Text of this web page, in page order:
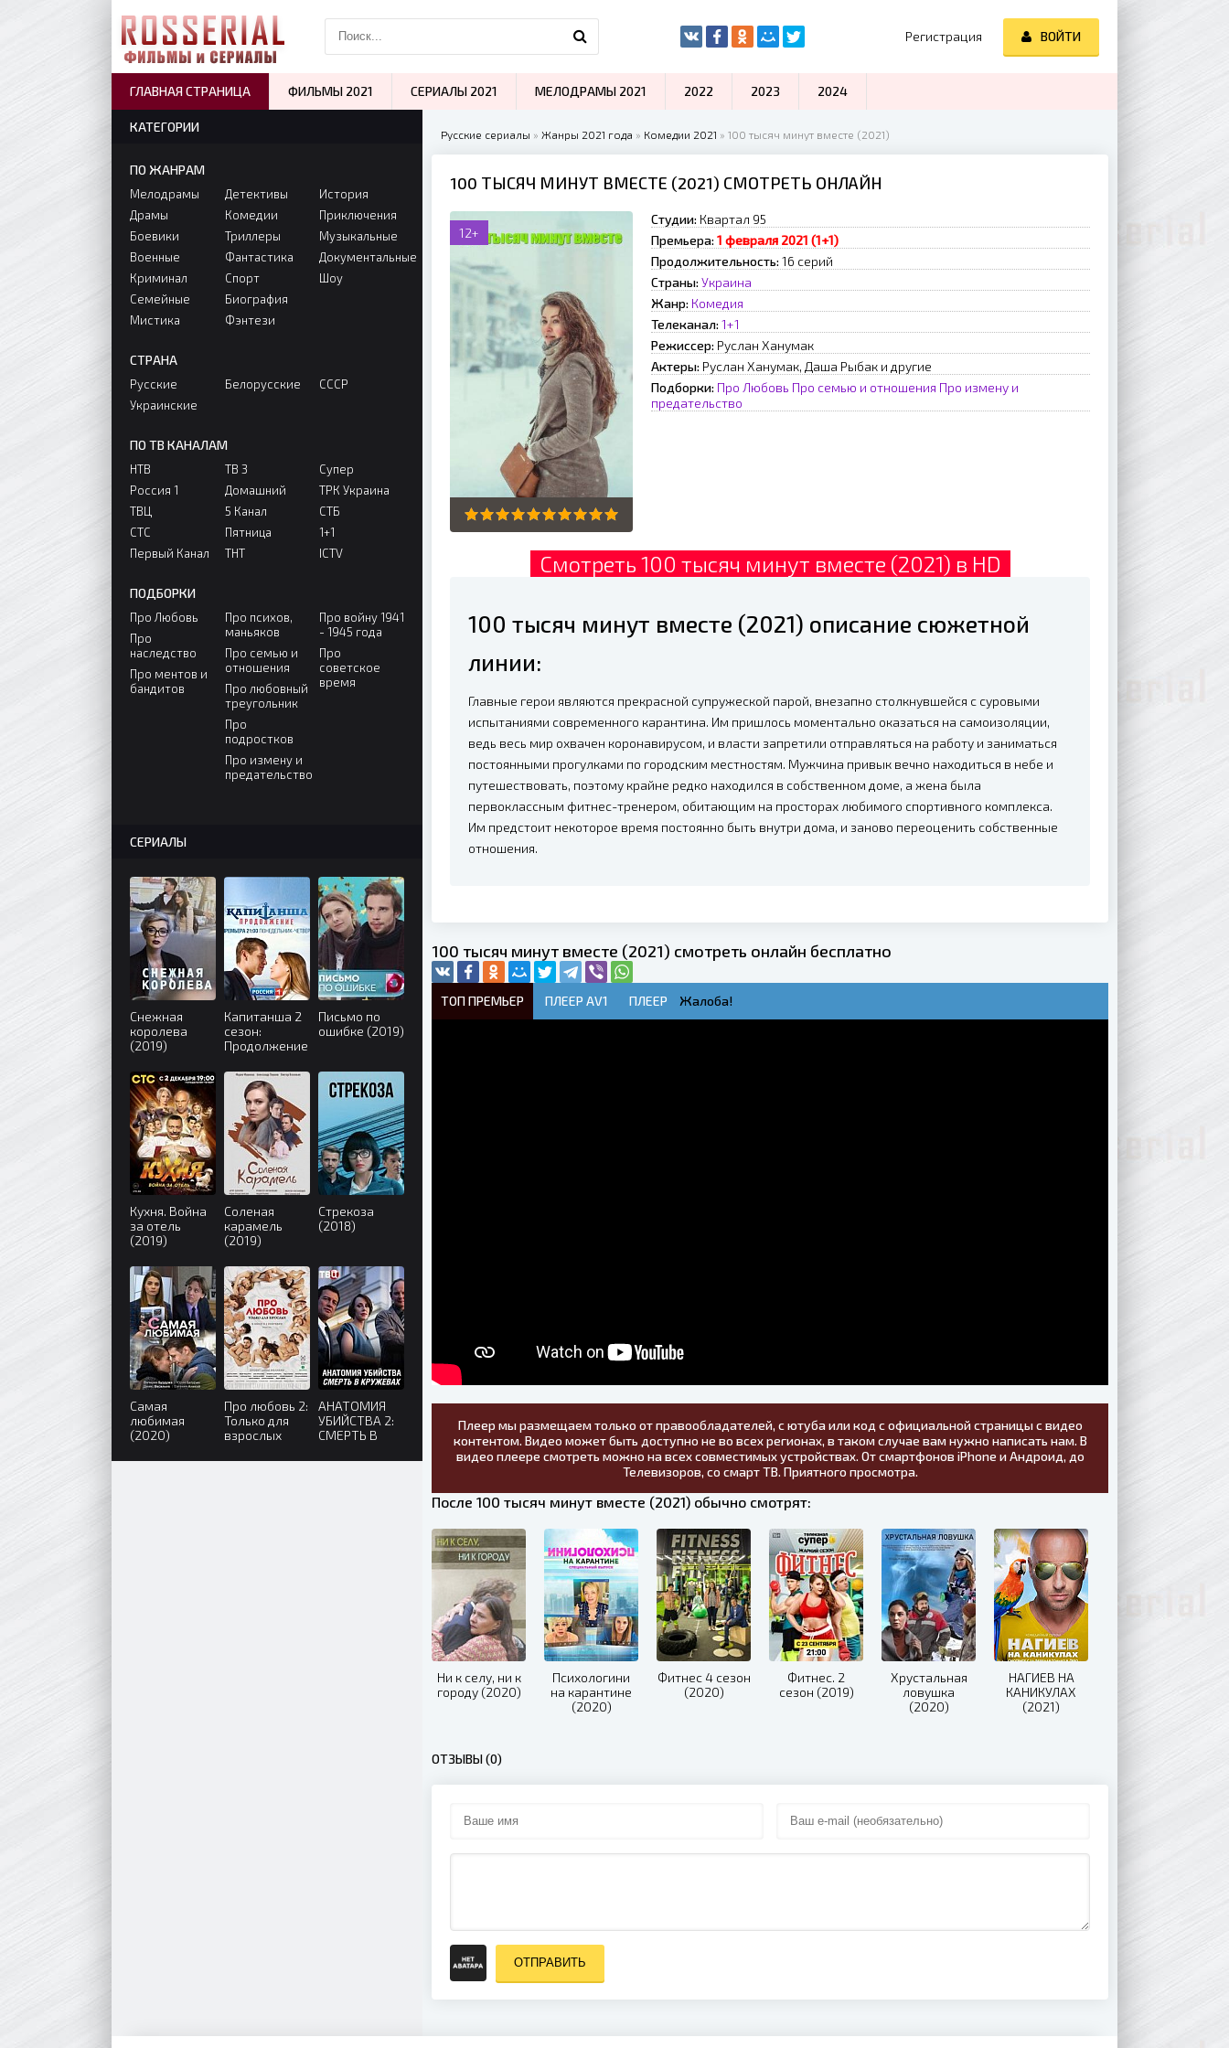
Русские сериалы » Жанры 2021 года » Комедии 2021 » 100 тысяч минут вместе (2021)
100 ТЫСЯЧ МИНУТ ВМЕСТЕ (2021) СМОТРЕТЬ ОНЛАЙН
12+
Студии: Квартал 95
Премьера: 1 февраля 2021 (1+1)
Продолжительность: 16 серий
Страны: Украина
Жанр: Комедия
Телеканал: 1+1
Режиссер: Руслан Ханумак
Актеры: Руслан Ханумак, Даша Рыбак и другие
Подборки: Про Любовь Про семью и отношения Про измену и
предательство
Смотреть 100 тысяч минут вместе (2021) в HD
100 тысяч минут вместе (2021) описание сюжетной
линии:
Главные герои являются прекрасной супружеской парой, внезапно столкнувшейся с суровыми
испытаниями современного карантина. Им пришлось моментально оказаться на самоизоляции,
ведь весь мир охвачен коронавирусом, и власти запретили отправляться на работу и заниматься
постоянными прогулками по городским местностям. Мужчина привык вечно находиться в небе и
путешествовать, поэтому крайне редко находился в собственном доме, а жена была
первоклассным фитнес-тренером, обитающим на просторах любимого спортивного комплекса.
Им предстоит некоторое время постоянно быть внутри дома, и заново переоценить собственные
отношения.
100 тысяч минут вместе (2021) смотреть онлайн бесплатно
ТОП ПРЕМЬЕР ПЛЕЕР AV1 ПЛЕЕР Жалоба!
Плеер мы размещаем только от правообладателей, с ютуба или код с официальной страницы с видео
контентом. Видео может быть доступно не во всех регионах, в таком случае вам нужно написать нам. В
видео плеере смотреть можно на всех совместимых устройствах. От смартфонов iPhone и Андроид, до
Телевизоров, со смарт ТВ. Приятного просмотра.
После 100 тысяч минут вместе (2021) обычно смотрят:
Ни к селу, ни к
городу (2020)
Психологини
на карантине
(2020)
Фитнес 4 сезон
(2020)
Фитнес. 2
сезон (2019)
Хрустальная
ловушка
(2020)
НАГИЕВ НА
КАНИКУЛАХ
(2021)
ОТЗЫВЫ (0)
ОТПРАВИТЬ
КАТЕГОРИИ
ПО ЖАНРАМ
Мелодрамы
Драмы
Боевики
Военные
Криминал
Семейные
Мистика
Детективы
Комедии
Триллеры
Фантастика
Спорт
Биография
Фэнтези
История
Приключения
Музыкальные
Документальные
Шоу
СТРАНА
Русские
Украинские
Белорусские СССР
ПО ТВ КАНАЛАМ
НТВ
Россия 1
ТВЦ
СТС
Первый Канал
ТВ 3
Домашний
5 Канал
Пятница
ТНТ
Супер
ТРК Украина
СТБ
1+1
ICTV
ПОДБОРКИ
Про Любовь
Про
наследство
Про ментов и
бандитов
Про психов,
маньяков
Про семью и
отношения
Про любовный
треугольник
Про
подростков
Про измену и
предательство
Про войну 1941
- 1945 года
Про
советское
время
СЕРИАЛЫ
Снежная
королева
(2019)
Капитанша 2
сезон:
Продолжение
Письмо по
ошибке (2019)
Кухня. Война
за отель
(2019)
Соленая
карамель
(2019)
Стрекоза
(2018)
Самая
любимая
(2020)
Про любовь 2:
Только для
взрослых
АНАТОМИЯ
УБИЙСТВА 2:
СМЕРТЬ В
(2019)
Регистрация ВОЙТИ
ГЛАВНАЯ СТРАНИЦА ФИЛЬМЫ 2021 СЕРИАЛЫ 2021 МЕЛОДРАМЫ 2021 2022 2023 2024